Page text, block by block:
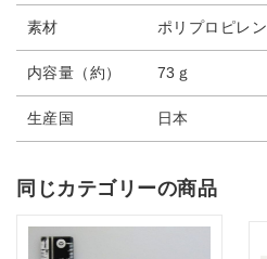
素材 ポリプロピレン
内容量（約） 73ｇ
生産国 日本
同じカテゴリーの商品